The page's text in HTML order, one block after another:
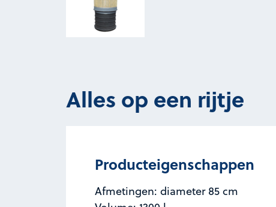
Alles op een rijtje
Producteigenschappen
Afmetingen: diameter 85 cm